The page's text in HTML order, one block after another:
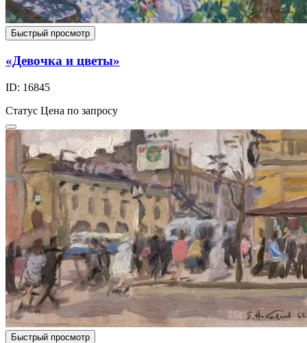
Быстрый просмотр
«Девочка и цветы»
ID: 16845
Статус Цена по запросу
Быстрый просмотр